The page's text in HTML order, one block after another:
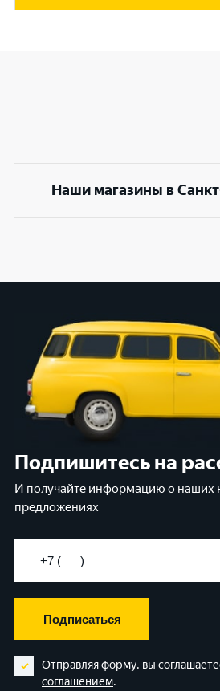
Наши магазины в
Подпишитесь на
И получайте информацию о наших
предложениях
Подписаться
Отправляя форму, вы
соглашением.